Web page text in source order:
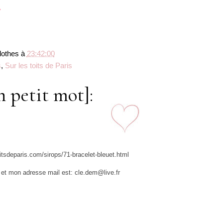
à 23:42:00
, Sur les toits de Paris
petit mot]:
sirops/71-bracelet-bleuet.html
mon adresse mail est: cle.dem@live.fr